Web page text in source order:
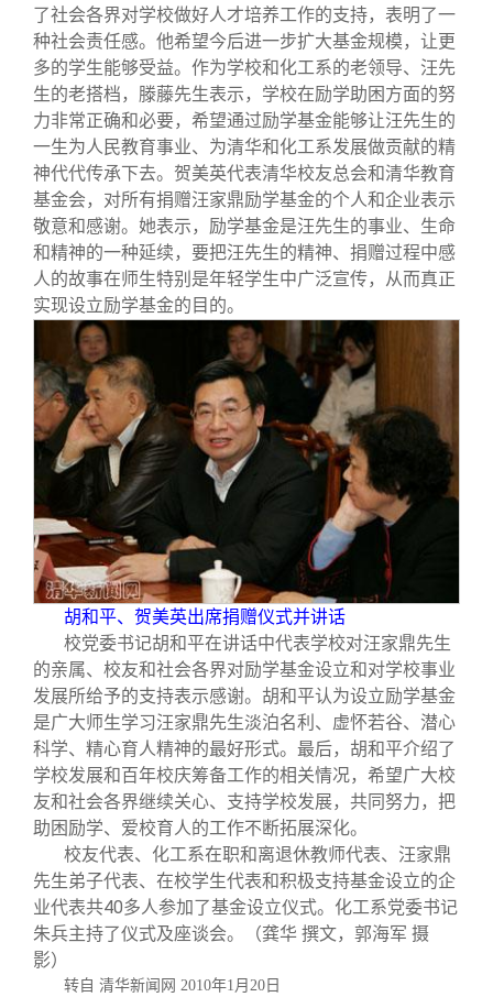
了社会各界对学校做好人才培养工作的支持，表明了一
种社会责任感。他希望今后进一步扩大基金规模，让更
多的学生能够受益。作为学校和化工系的老领导、汪先
生的老搭档，滕藤先生表示，学校在励学助困方面的努
力非常正确和必要，希望通过励学基金能够让汪先生的
一生为人民教育事业、为清华和化工系发展做贡献的精
神代代传承下去。贺美英代表清华校友总会和清华教育
基金会，对所有捐赠汪家鼎励学基金的个人和企业表示
敬意和感谢。她表示，励学基金是汪先生的事业、生命
和精神的一种延续，要把汪先生的精神、捐赠过程中感
人的故事在师生特别是年轻学生中广泛宣传，从而真正
实现设立励学基金的目的。
胡和平、贺美英出席捐赠仪式并讲话
校党委书记胡和平在讲话中代表学校对汪家鼎先生
的亲属、校友和社会各界对励学基金设立和对学校事业
发展所给予的支持表示感谢。胡和平认为设立励学基金
是广大师生学习汪家鼎先生淡泊名利、虚怀若谷、潜心
科学、精心育人精神的最好形式。最后，胡和平介绍了
学校发展和百年校庆筹备工作的相关情况，希望广大校
友和社会各界继续关心、支持学校发展，共同努力，把
助困励学、爱校育人的工作不断拓展深化。
校友代表、化工系在职和离退休教师代表、汪家鼎
先生弟子代表、在校学生代表和积极支持基金设立的企
业代表共40多人参加了基金设立仪式。化工系党委书记
朱兵主持了仪式及座谈会。
（龚华 撰文，郭海军 摄
影）
转自 清华新闻网 2010年1月20日